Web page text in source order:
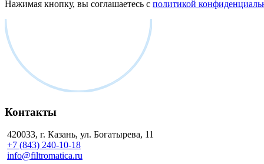
Нажимая кнопку, вы соглашаетесь с политикой
Контакты
420033, г. Казань, ул. Богатырева, 11
+7 (843) 240-10-18
info@filtromatica.ru